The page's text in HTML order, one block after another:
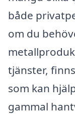
både
om du
tjänster,
som kan
gammal